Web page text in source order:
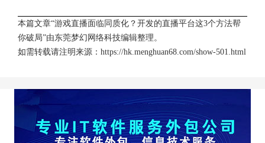
本篇文章“游戏直播面临同质化？开发的直播平台这3个方法帮
你破局”由东莞梦幻网络科技编辑整理。
如需转载请注明来源： https://hk.menghuan68.com/show-501.html